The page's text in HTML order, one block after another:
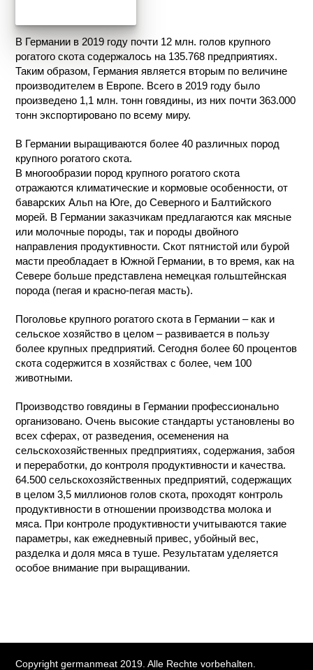
В Германии в 2019 году почти 12 млн. голов крупного
рогатого скота содержалось на 135.768 предприятиях.
Таким образом, Германия является вторым по величине
производителем в Европе. Всего в 2019 году было
произведено 1,1 млн. тонн говядины, из них почти 363.000
тонн экспортировано по всему миру.
В Германии выращиваются более 40 различных пород
крупного рогатого скота.
В многообразии пород крупного рогатого скота
отражаются климатические и кормовые особенности, от
баварских Альп на Юге, до Северного и Балтийского
морей. В Германии заказчикам предлагаются как мясные
или молочные породы, так и породы двойного
направления продуктивности. Скот пятнистой или бурой
масти преобладает в Южной Германии, в то время, как на
Севере больше представлена немецкая гольштейнская
порода (пегая и красно-пегая масть).
Поголовье крупного рогатого скота в Германии – как и
сельское хозяйство в целом – развивается в пользу
более крупных предприятий. Сегодня более 60 процентов
скота содержится в хозяйствах с более, чем 100
животными.
Производство говядины в Германии профессионально
организовано. Очень высокие стандарты установлены во
всех сферах, от разведения, осеменения на
сельскохозяйственных предприятиях, содержания, забоя
и переработки, до контроля продуктивности и качества.
64.500 сельскохозяйственных предприятий, содержащих
в целом 3,5 миллионов голов скота, проходят контроль
продуктивности в отношении производства молока и
мяса. При контроле продуктивности учитываются такие
параметры, как ежедневный привес, убойный вес,
разделка и доля мяса в туше. Результатам уделяется
особое внимание при выращивании.
Copyright germanmeat 2019. Alle Rechte vorbehalten.